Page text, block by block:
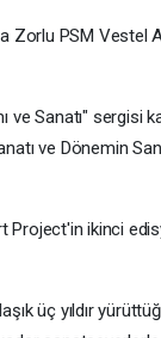
Zorlu PSM Vestel
ve Sanatı" sergisi
ve Dönemin
ikinci
üç yıldır